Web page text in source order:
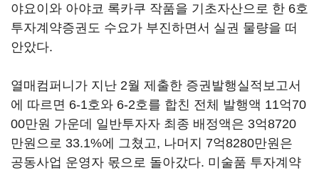
야요이와 아야코 록카쿠 작품을 기초자산으로 한 6호
투자계약증권도 수요가 부진하면서 실권 물량을 떠
안았다.
열매컴퍼니가 지난 2월 제출한 증권발행실적보고서
에 따르면 6-1호와 6-2호를 합친 전체 발행액 11억70
00만원 가운데 일반투자자 최종 배정액은 3억8720
만원으로 33.1%에 그쳤고, 나머지 7억8280만원은
공동사업 운영자 몫으로 돌아갔다. 미술품 투자계약